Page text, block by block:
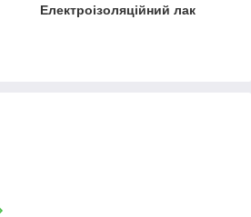
Електроізоляційний лак